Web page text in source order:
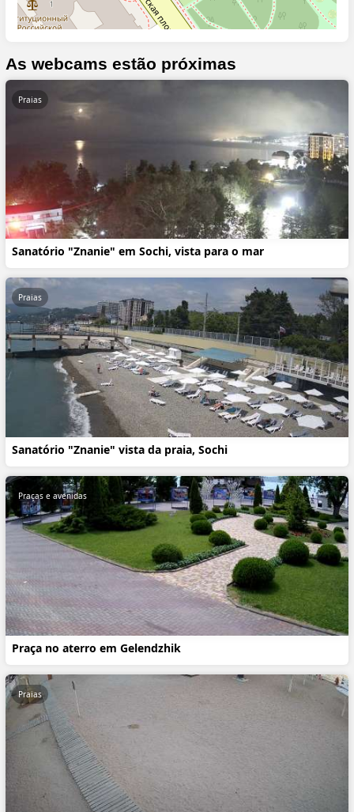
As webcams estão próximas
Sanatório "Znanie" em Sochi, vista para o mar
Praias
Sanatório "Znanie" vista da praia, Sochi
Praias
Praça no aterro em Gelendzhik
Praças e avenidas
Praias